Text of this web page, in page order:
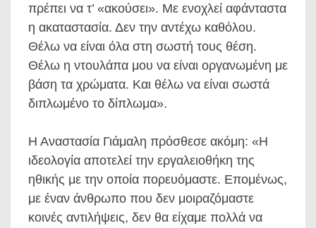
πρέπει να τ’ «ακούσει». Με ενοχλεί αφάνταστα
η ακαταστασία. Δεν την αντέχω καθόλου.
Θέλω να είναι όλα στη σωστή τους θέση.
Θέλω η ντουλάπα μου να είναι οργανωμένη με
βάση τα χρώματα. Και θέλω να είναι σωστά
διπλωμένο το δίπλωμα».
Η Αναστασία Γιάμαλη πρόσθεσε ακόμη: «Η
ιδεολογία αποτελεί την εργαλειοθήκη της
ηθικής με την οποία πορευόμαστε. Επομένως,
με έναν άνθρωπο που δεν μοιραζόμαστε
κοινές αντιλήψεις, δεν θα είχαμε πολλά να